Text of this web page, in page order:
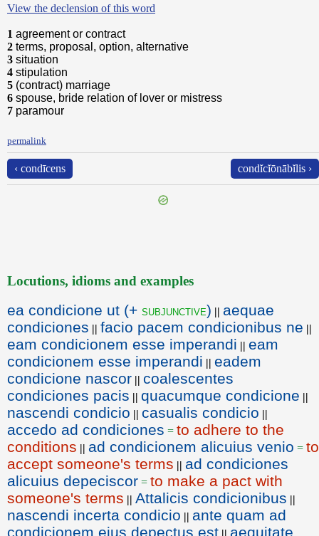
View the declension of this word
1 agreement or contract
2 terms, proposal, option, alternative
3 situation
4 stipulation
5 (contract) marriage
6 spouse, bride relation of lover or mistress
7 paramour
permalink
‹ condīcens condĭcĭōnābĭlis ›
Locutions, idioms and examples
ea condicione ut (+ subjunctive) || aequae
condiciones || facio pacem condicionibus ne ||
eam condicionem esse imperandi || eam
condicionem esse imperandi || eadem
condicione nascor || coalescentes
condiciones pacis || quacumque condicione ||
nascendi condicio || casualis condicio ||
accedo ad condiciones = to adhere to the
conditions || ad condicionem alicuius venio = to
accept someone's terms || ad condiciones
alicuius depeciscor = to make a pact with
someone's terms || Attalicis condicionibus ||
nascendi incerta condicio || ante quam ad
condicionem eius depectus est || aequitate